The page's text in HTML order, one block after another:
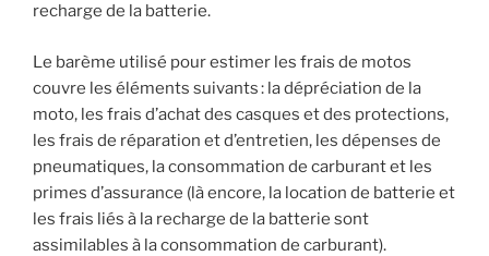
recharge de la batterie.
Le barème utilisé pour estimer les frais de motos
couvre les éléments suivants : la dépréciation de la
moto, les frais d’achat des casques et des protections,
les frais de réparation et d’entretien, les dépenses de
pneumatiques, la consommation de carburant et les
primes d’assurance (là encore, la location de batterie et
les frais liés à la recharge de la batterie sont
assimilables à la consommation de carburant).